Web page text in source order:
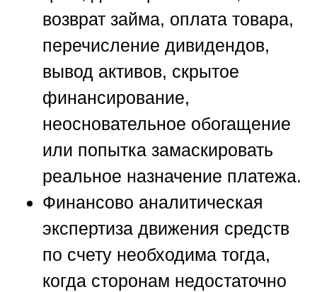
возврат займа, оплата товара,
перечисление дивидендов,
вывод активов, скрытое
финансирование,
неосновательное обогащение
или попытка замаскировать
реальное назначение платежа.
Финансово аналитическая
экспертиза движения средств
по счету необходима тогда,
когда сторонам недостаточно